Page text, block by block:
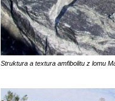
Struktura a textura amfibolitu z lomu